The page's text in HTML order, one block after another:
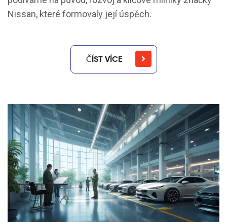
Nissan, které formovaly její úspěch.
ČÍST VÍCE